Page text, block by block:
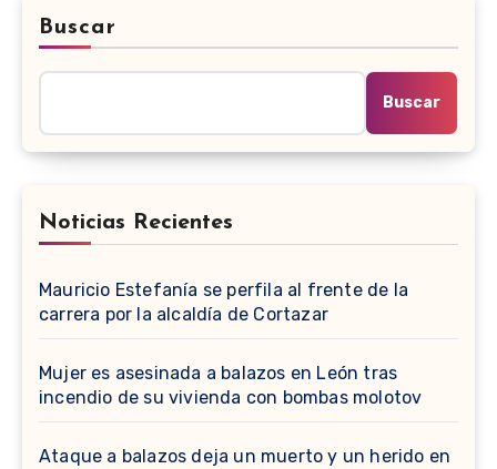
Buscar
Buscar
Noticias Recientes
Mauricio Estefanía se perfila al frente de la
carrera por la alcaldía de Cortazar
Mujer es asesinada a balazos en León tras
incendio de su vivienda con bombas molotov
Ataque a balazos deja un muerto y un herido en